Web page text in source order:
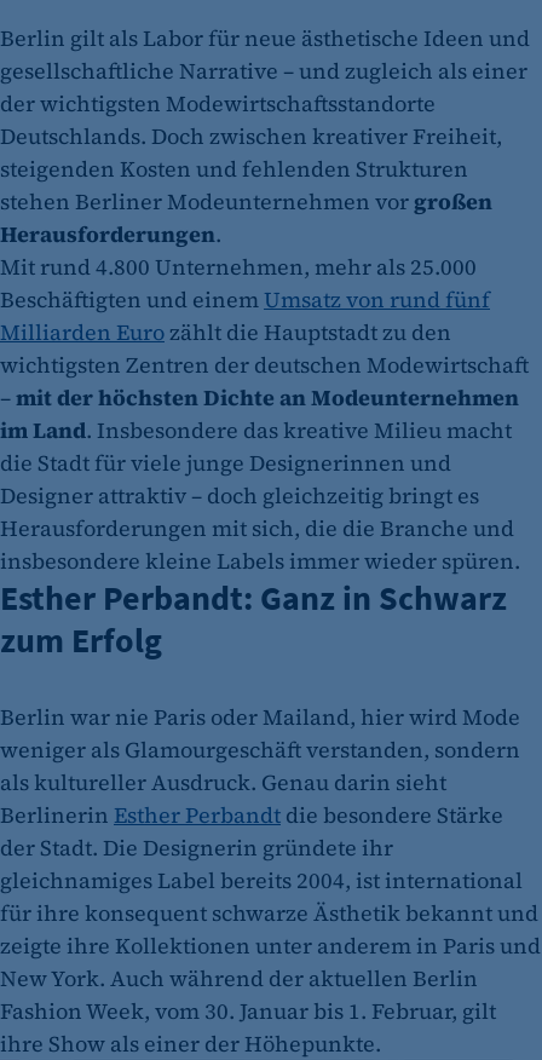
Berlin gilt als Labor für neue ästhetische Ideen und
gesellschaftliche Narrative – und zugleich als einer
der wichtigsten Modewirtschaftsstandorte
Deutschlands. Doch zwischen kreativer Freiheit,
steigenden Kosten und fehlenden Strukturen
stehen Berliner Modeunternehmen vor großen
Herausforderungen.
Mit rund 4.800 Unternehmen, mehr als 25.000
Beschäftigten und einemUmsatz von rund fünf
Milliarden Eurozählt die Hauptstadt zu den
wichtigsten Zentren der deutschen Modewirtschaft
–mit der höchsten Dichte an Modeunternehmen
im Land. Insbesondere das kreative Milieu macht
die Stadt für viele junge Designerinnen und
Designer attraktiv – doch gleichzeitig bringt es
Herausforderungen mit sich, die die Branche und
insbesondere kleine Labels immer wieder spüren.
Esther Perbandt: Ganz in Schwarz
zum Erfolg
Berlin war nie Paris oder Mailand, hier wird Mode
weniger als Glamourgeschäft verstanden, sondern
als kultureller Ausdruck. Genau darin sieht
Berlinerin Esther Perbandt die besondere Stärke
der Stadt. Die Designerin gründete ihr
gleichnamiges Label bereits 2004, ist international
für ihre konsequent schwarze Ästhetik bekannt und
zeigte ihre Kollektionen unter anderem in Paris und
New York. Auch während der aktuellen Berlin
Fashion Week, vom 30. Januar bis 1. Februar, gilt
ihre Show als einer der Höhepunkte.